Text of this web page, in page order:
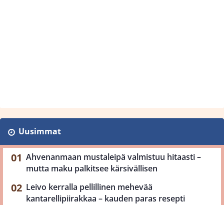
Uusimmat
Ahvenanmaan mustaleipä valmistuu hitaasti –
mutta maku palkitsee kärsivällisen
Leivo kerralla pellillinen mehevää
kantarellipiirakkaa – kauden paras resepti